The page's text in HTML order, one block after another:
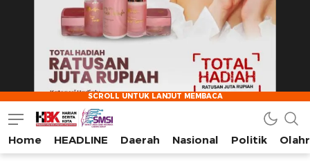
HarianBeritaKota
Mengabarkan Setiap Detil, Sudut, dan Cerita Kota
Home HEADLINE Daerah Nasional Politik